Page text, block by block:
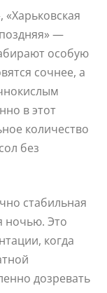
—
особую
сочнее, а
в этот
количество
без
стабильная
ночью. Это
когда
дозревать